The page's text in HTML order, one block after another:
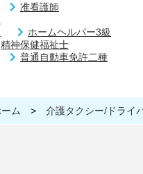
准看護師
ホームヘルパー3級
精神保健福祉士
普通自動車免許二種
ム > 介護タクシー/ドライ